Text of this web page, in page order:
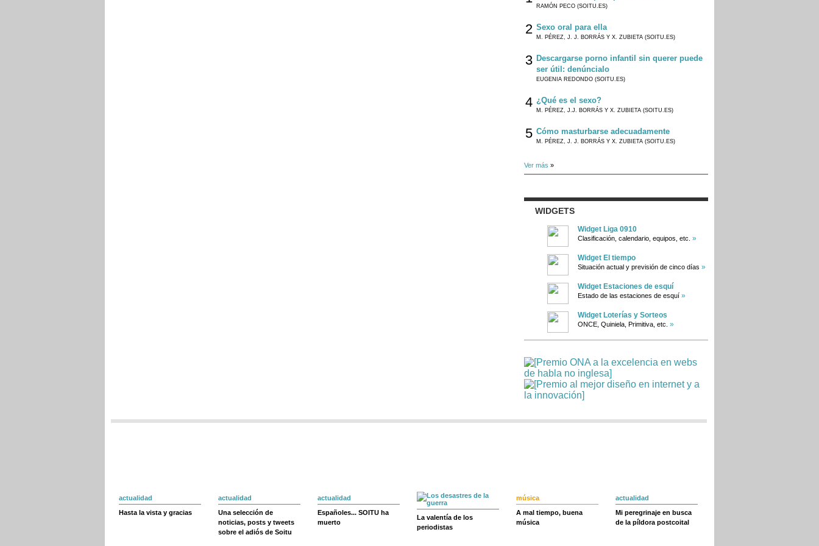
RAMÓN PECO (SOITU.ES)
2 Sexo oral para ella
M. PÉREZ, J. J. BORRÁS Y X. ZUBIETA (SOITU.ES)
3 Descargarse porno infantil sin querer puede
ser útil: denúncialo
EUGENIA REDONDO (SOITU.ES)
4 ¿Qué es el sexo?
M. PÉREZ, J.J. BORRÁS Y X. ZUBIETA (SOITU.ES)
5 Cómo masturbarse adecuadamente
M. PÉREZ, J. J. BORRÁS Y X. ZUBIETA (SOITU.ES)
Ver más »
WIDGETS
Widget Liga 0910
Clasificación, calendario, equipos, etc. »
Widget El tiempo
Situación actual y previsión de cinco días »
Widget Estaciones de esquí
Estado de las estaciones de esquí »
Widget Loterías y Sorteos
ONCE, Quiniela, Primitiva, etc. »
actualidad
Hasta la vista y gracias
actualidad
Una selección de
noticias, posts y tweets
sobre el adiós de Soitu
actualidad
Españoles... SOITU ha
muerto
La valentía de los
periodistas
música
A mal tiempo, buena
música
actualidad
Mi peregrinaje en busca
de la píldora postcoital